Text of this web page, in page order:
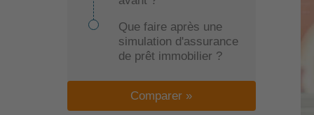
Que faire après une
simulation d'assurance
de prêt immobilier ?
Comparer »